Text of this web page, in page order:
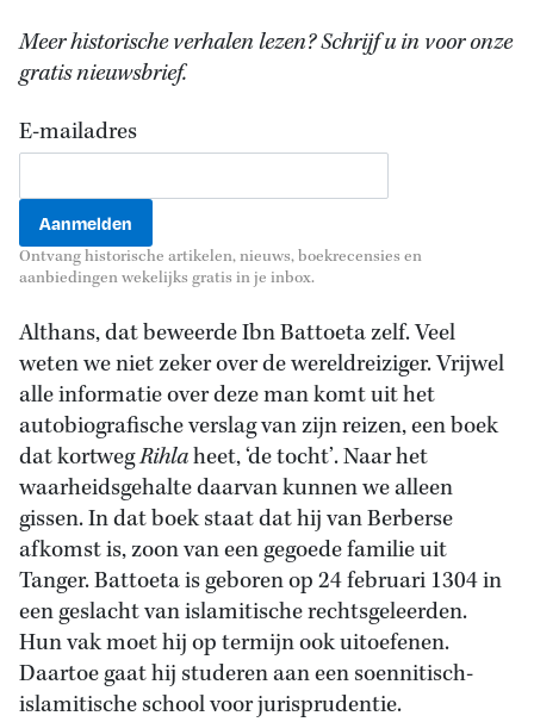
Meer historische verhalen lezen? Schrijf u in voor onze
gratis nieuwsbrief.
E-mailadres
Ontvang historische artikelen, nieuws, boekrecensies en
aanbiedingen wekelijks gratis in je inbox.
Althans, dat beweerde Ibn Battoeta zelf. Veel
weten we niet zeker over de wereldreiziger. Vrijwel
alle informatie over deze man komt uit het
autobiografische verslag van zijn reizen, een boek
dat kortwegRihlaheet, ‘de tocht’. Naar het
waarheidsgehalte daarvan kunnen we alleen
gissen. In dat boek staat dat hij van Berberse
afkomst is, zoon van een gegoede familie uit
Tanger. Battoeta is geboren op 24 februari 1304 in
een geslacht van islamitische rechtsgeleerden.
Hun vak moet hij op termijn ook uitoefenen.
Daartoe gaat hij studeren aan een soennitisch-
islamitische school voor jurisprudentie.